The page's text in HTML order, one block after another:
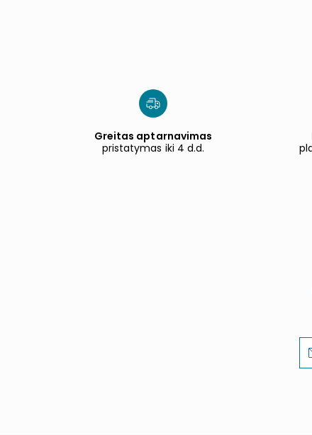
Greitas aptarnavimas
pristatymas iki 4 d.d.